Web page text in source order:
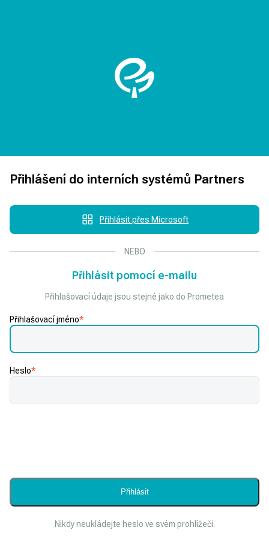
Přihlášení do interních systémů Partners
Přihlásit přes Microsoft
NEBO
Přihlásit pomocí e-mailu
Přihlašovací údaje jsou stejné jako do Prometea
Přihlašovací jméno*
Heslo*
Nikdy neukládejte heslo ve svém prohlížeči.